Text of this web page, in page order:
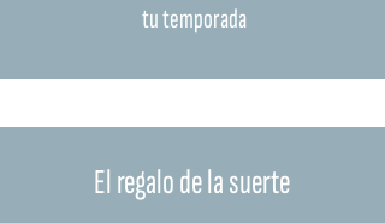
tu temporada
El regalo de la suerte